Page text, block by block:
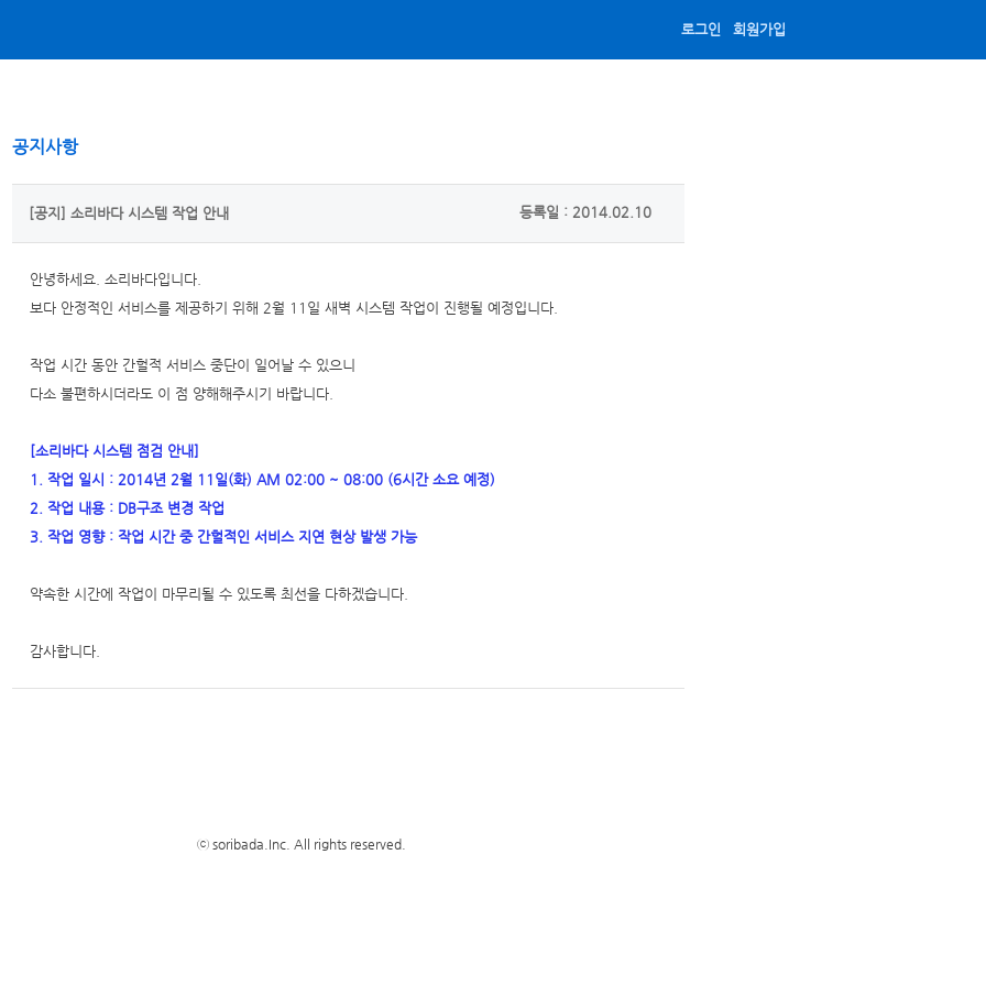
로그인 회원가입
공지사항
[공지] 소리바다 시스템 작업 안내 등록일 : 2014.02.10
안녕하세요. 소리바다입니다.
보다 안정적인 서비스를 제공하기 위해 2월 11일 새벽 시스템 작업이 진행될 예정입니다.
작업 시간 동안 간헐적 서비스 중단이 일어날 수 있으니
다소 불편하시더라도 이 점 양해해주시기 바랍니다.
[소리바다 시스템 점검 안내]
1. 작업 일시 : 2014년 2월 11일(화) AM 02:00 ~ 08:00 (6시간 소요 예정)
2. 작업 내용 : DB구조 변경 작업
3. 작업 영향 : 작업 시간 중 간헐적인 서비스 지연 현상 발생 가능
약속한 시간에 작업이 마무리될 수 있도록 최선을 다하겠습니다.
감사합니다.
ⓒ soribada.Inc. All rights reserved.